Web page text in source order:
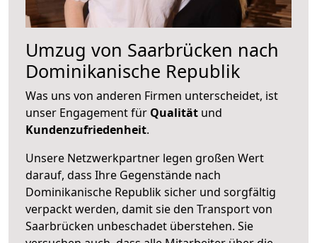
Umzug von Saarbrücken nach
Dominikanische Republik
Was uns von anderen Firmen unterscheidet, ist
unser Engagement für Qualität und
Kundenzufriedenheit.
Unsere Netzwerkpartner legen großen Wert
darauf, dass Ihre Gegenstände nach
Dominikanische Republik sicher und sorgfältig
verpackt werden, damit sie den Transport von
Saarbrücken unbeschadet überstehen. Sie